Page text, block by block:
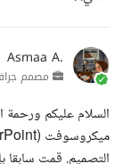
Asmaa A.
مصمم
السلام عليكم
التصميم. قمت سابقا